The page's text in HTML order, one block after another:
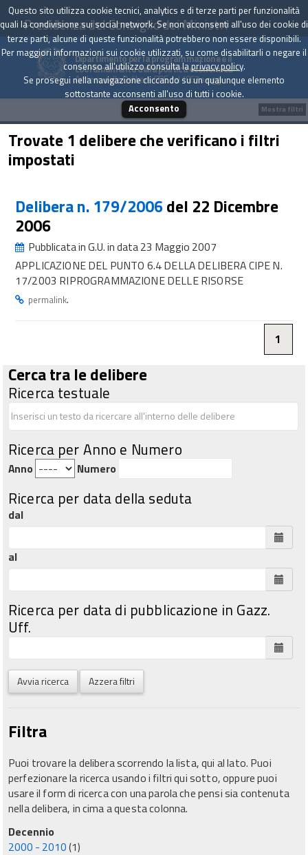
Presidenza del Consiglio dei Ministri
Dipartimento per la programmazione e il
coordinamento della politica economica
Archivio delle Delibere CIPE dal 1967 a oggi
Trovate 1 delibere che verificano i filtri
impostati
Delibera n. 179/2006del 22 Dicembre
2006
Pubblicata in G.U. in data 23 Maggio 2007
APPLICAZIONE DEL PUNTO 6.4 DELLA DELIBERA CIPE N.
17/2003 RIPROGRAMMAZIONE DELLE RISORSE
permalink.
1
Cerca tra le delibere
Ricerca testuale
Ricerca per Anno e Numero
Anno Numero
Ricerca per data della seduta
dal
al
Ricerca per data di pubblicazione in Gazz.
Uff.
Avvia ricerca Azzera filtri
Filtra
Puoi trovare la delibera scorrendo la lista, qui al lato. Puoi
perfezionare la ricerca usando i filtri qui sotto, oppure puoi
usare il form di ricerca con una parola che pensi sia contenuta
nella delibera, in cima a questa colonna.
Decennio
2000 - 2010(1)
Mostra filtri
Questo sito utilizza cookie tecnici, analytics e di terze parti per funzionalità
quali la condivisione sui social network. Se non acconsenti all'uso dei cookie di
terze parti, alcune di queste funzionalità potrebbero non essere disponibili.
Per maggiori informazioni sui cookie utilizzati, su come disabilitarli o negare il
consenso all'utilizzo consulta laprivacy policy.
Se prosegui nella navigazione cliccando su un qualunque elemento
sottostante acconsenti all'uso di tutti i cookie.
Acconsento